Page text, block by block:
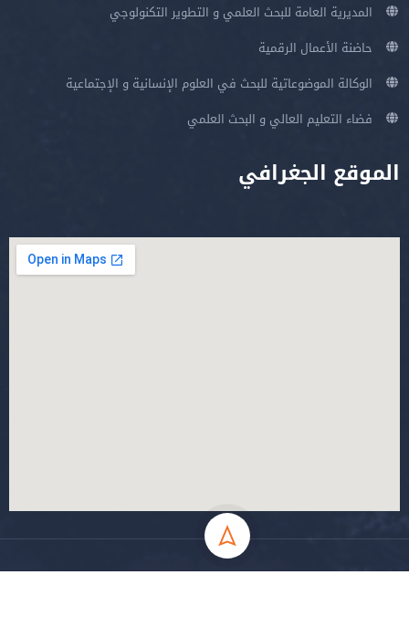
المديرية العامة للبحث العلمي و التطوير التكنولوجي
حاضنة الأعمال الرقمية
الوكالة الموضوعاتية للبحث في العلوم الإنسانية و الإجتماعية
فضاء التعليم العالي و البحث العلمي
الموقع الجغرافي
جميع الحقوق محفوظة جامعة المسيلة - 2024